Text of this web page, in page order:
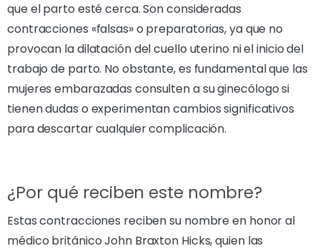
que el parto esté cerca. Son consideradas
contracciones «falsas» o preparatorias, ya que no
provocan la dilatación del cuello uterino ni el inicio del
trabajo de parto. No obstante, es fundamental que las
mujeres embarazadas consulten a su ginecólogo si
tienen dudas o experimentan cambios significativos
para descartar cualquier complicación.
¿Por qué reciben este nombre?
Estas contracciones reciben su nombre en honor al
médico británico John Braxton Hicks, quien las